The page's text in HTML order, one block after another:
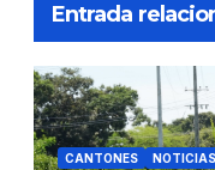
Entrada
CANTONES NOTICIAS